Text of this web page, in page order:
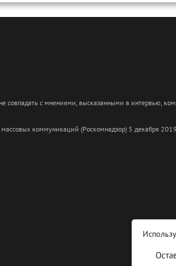
с мнениями, высказанными в интервью,
коммуникаций (Роскомнадзор) 5 декабря